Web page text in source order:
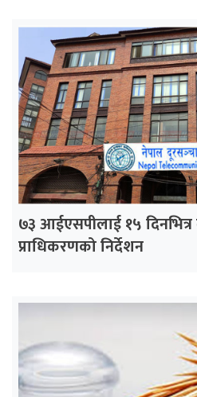
७३ आईएसपीलाई १५
प्राधिकरणको निर्देशन